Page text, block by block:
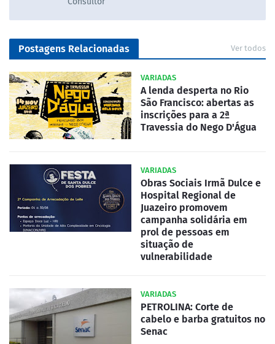
Postagens Relacionadas Ver todos
VARIADAS
A lenda desperta no Rio
São Francisco: abertas as
inscrições para a 2ª
Travessia do Nego D'Água
VARIADAS
Obras Sociais Irmã Dulce e
Hospital Regional de
Juazeiro promovem
campanha solidária em
prol de pessoas em
situação de
vulnerabilidade
VARIADAS
PETROLINA: Corte de
cabelo e barba gratuitos no
Senac